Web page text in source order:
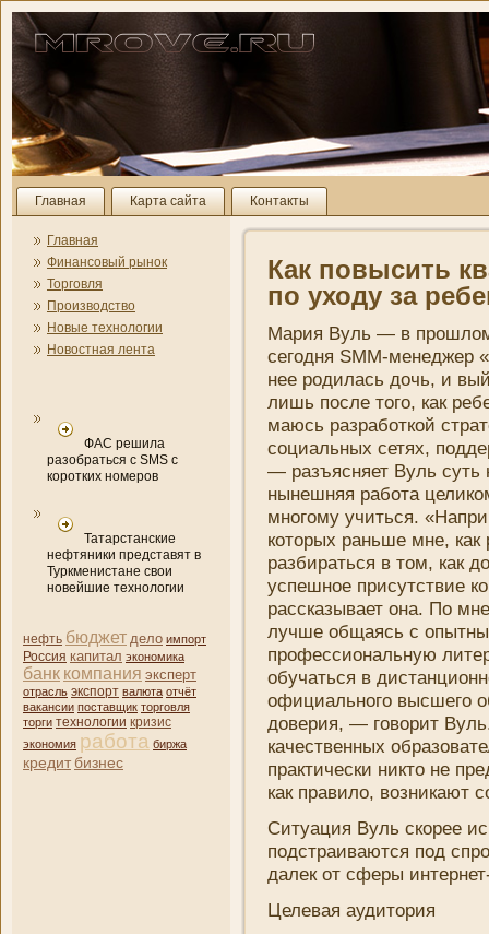
Главная Карта сайта Контакты
Главная
Финансовый рынок
Торговля
Производство
Новые технологии
Новостная лента
ФАС решила
разобраться с SMS с
коротких номеров
Татарстанские
нефтяники представят в
Туркменистане свои
новейшие технологии
нефть бюджет дело импорт
Россия капитал экономика
банк компани­я эксперт
отрасль экспорт валюта отчёт
вакансии поставщик торговля
торги технологии кризис
экономия работа биржа
кредит бизнес
Как повысить
по уходу за
Мария Вуль — в
сегодня SMM-менеджер
нее родилась дочь, и
лишь после того, как
маюсь разработкой
социальных сетях,
— разъясняет Вуль суть
нынешняя работа
многому учиться.
которых раньше мне, как
разбираться в том, как
успешное присутствие
рассказывает она. По
лучше общаясь с
профессиональную
обучаться в
официального высшего
доверия, — говорит
качественных
практически ни­кто не
как правило, возни­кают
Ситуация Вуль скорее
подстраиваются под
далек от сферы
Целевая аудитория